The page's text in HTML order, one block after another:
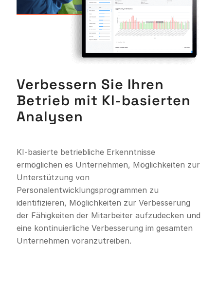
Verbessern Sie Ihren
Betrieb mit KI-basierten
Analysen
KI-basierte betriebliche Erkenntnisse
ermöglichen es Unternehmen, Möglichkeiten zur
Unterstützung von
Personalentwicklungsprogrammen zu
identifizieren, Möglichkeiten zur Verbesserung
der Fähigkeiten der Mitarbeiter aufzudecken und
eine kontinuierliche Verbesserung im gesamten
Unternehmen voranzutreiben.